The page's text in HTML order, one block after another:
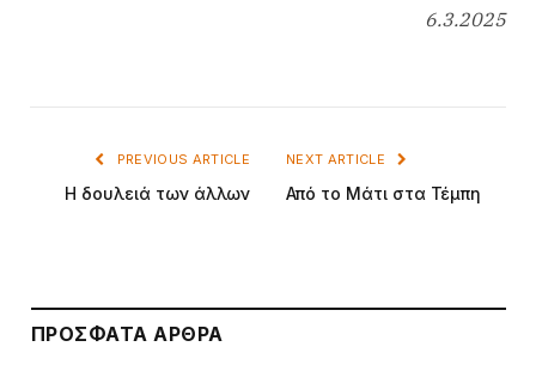
6.3.2025
PREVIOUS ARTICLE
Η δουλειά των άλλων
NEXT ARTICLE
Από το Μάτι στα Τέμπη
ΠΡΌΣΦΑΤΑ ΆΡΘΡΑ